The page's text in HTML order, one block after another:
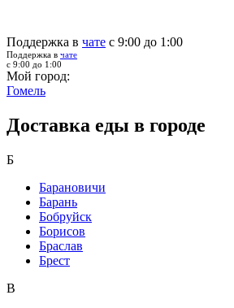
Поддержка в чате с 9:00 до 1:00
Поддержка в чате
с 9:00 до 1:00
Мой город:
Гомель
Доставка еды в городе
Б
Барановичи
Барань
Бобруйск
Борисов
Браслав
Брест
В